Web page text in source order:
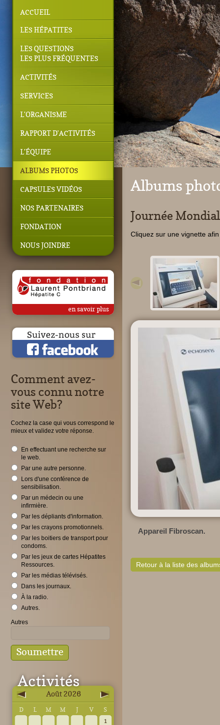
ACCUEIL
LES HÉPATITES
LES QUESTIONS
LES PLUS FRÉQUENTES
ACTIVITÉS
SERVICES
L'ORGANISME
RAPPORT D'ACTIVITÉS
L'ÉQUIPE
ALBUMS PHOTOS
CAPSULES VIDÉOS
NOS PARTENAIRES
FONDATION
NOUS JOINDRE
en savoir plus
Comment avez-
vous connu notre
site Web?
Cochez la case qui vous correspond le
mieux et validez votre réponse.
En effectuant une recherche sur
le web.
Par une autre personne.
Lors d'une conférence de
sensibilisation.
Par un médecin ou une
infirmière.
Par les dépliants d'information.
Par les crayons promotionnels.
Par les boitiers de transport pour
condoms.
Par les jeux de cartes Hépatites
Ressources.
Par les médias télévisés.
Dans les journaux.
À la radio.
Autres.
Autres
Août 2026
D L M M J V
S
1
Albums
Journée
Cliquez sur une vignette
Appareil Fibroscan.
Retour à la liste des